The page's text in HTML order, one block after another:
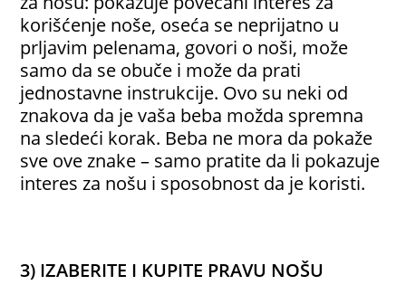
korišćenje noše, oseća se neprijatno u
prljavim pelenama, govori o noši, može
samo da se obuče i može da prati
jednostavne instrukcije. Ovo su neki od
znakova da je vaša beba možda spremna
na sledeći korak. Beba ne mora da pokaže
sve ove znake – samo pratite da li pokazuje
interes za nošu i sposobnost da je koristi.
3) IZABERITE I KUPITE PRAVU NOŠU